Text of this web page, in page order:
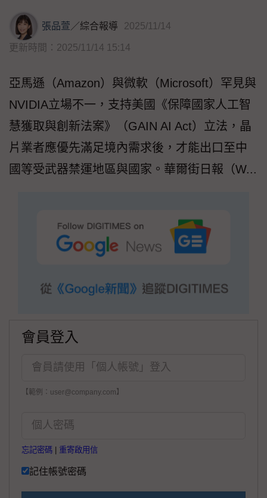
張品萱 ／綜合報導 2025/11/14
更新時間：2025/11/14 15:14
亞馬遜（Amazon）與微軟（Microsoft）罕見與
NVIDIA立場不一，支持美國《保障國家人工智
慧獲取與創新法案》（GAIN AI Act）立法，晶
片業者應優先滿足境內需求後，才能出口至中
國等受武器禁運地區與國家。華爾街日報（W...
會員登入
【範例：user@company.com】
忘記密碼 重寄啟用信
記住帳號密碼